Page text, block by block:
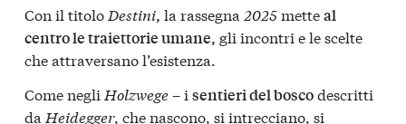
Con il titolo Destini, la rassegna 2025metteal
centro le traiettorie umane, gli incontri e le scelte
che attraversano l’esistenza.
Come negli Holzwege– i sentieri del boscodescritti
da Heidegger, che nascono, si intrecciano, si